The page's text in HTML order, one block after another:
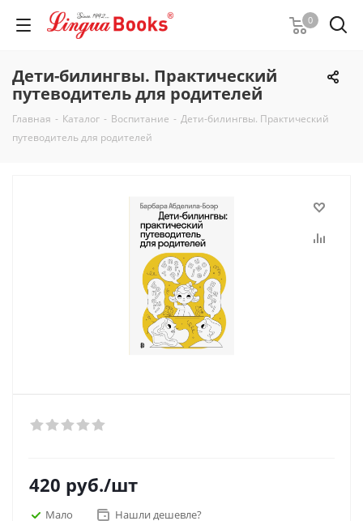
0
Дети-билингвы. Практический
путеводитель для родителей
Главная - Каталог - Воспитание - Дети-билингвы. Практический
путеводитель для родителей
420 руб./шт
Мало Нашли дешевле?